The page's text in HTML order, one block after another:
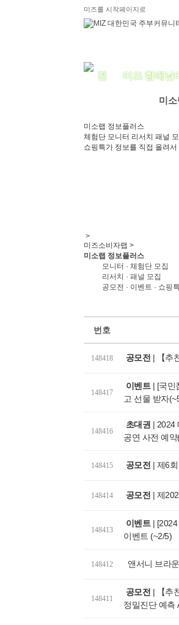
미즈를 시작페이지로
미즈 함께날
미
미소랩 정보플러스
체험단 모니터 리서치 패널
쇼핑특가 정보를 직접 올려
>
미즈소비자랩 >
미소랩 정보플러스
모니터 · 체험단 모집
리서치 · 패널 모집
공모전 · 이벤트 · 쇼핑
번호
148418 공모전 | 【
148417
이벤트| [국민
고 선물 받자
148416
초대권 | 2024
공연 사전 예약
148415 공모전 | 제6
148414 공모전 | 제
148413
이벤트|
이벤트 (~2/5)
148412 앤서니 브라
148411
공모전 |
【
정밀진단 예측